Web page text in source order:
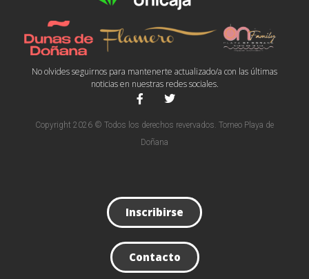
No olvides seguirnos para mantenerte actualizado/a con las últimas
noticias en nuestras redes sociales.
Copyright 2026 © Todos los derechos revervados. Torneo Playa de
Doñana
Inscribirse
Contacto